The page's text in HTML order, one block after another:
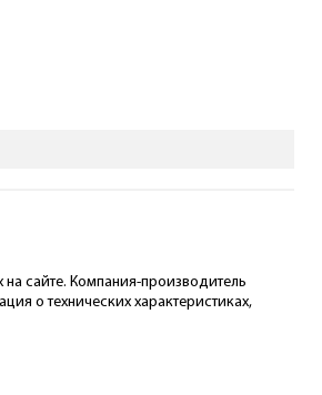
на сайте. Компания-производитель
о технических характеристиках,